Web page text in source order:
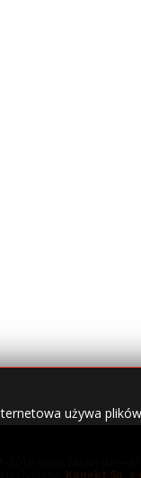
używa
Konekt Sp. z